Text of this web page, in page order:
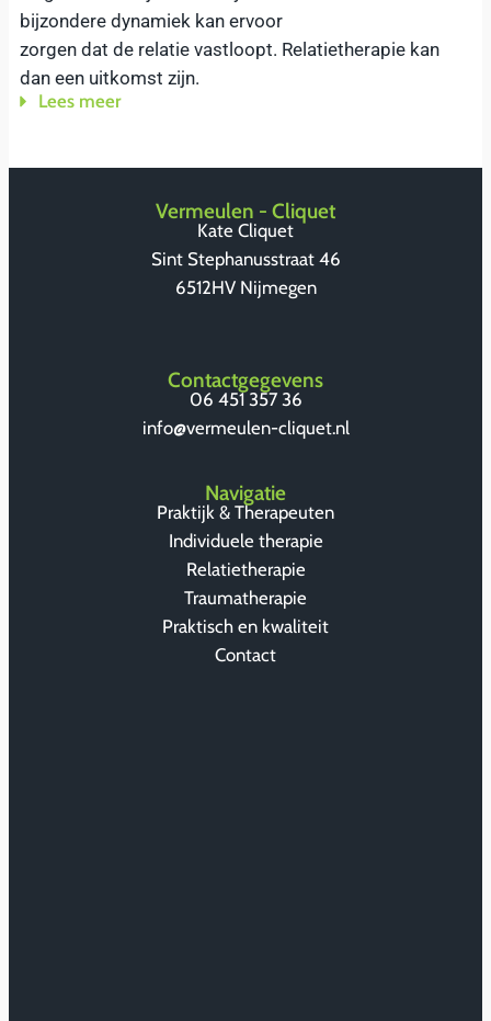
bijzondere dynamiek kan ervoor
zorgen dat de relatie vastloopt. Relatietherapie kan
dan een uitkomst zijn.
Lees meer
Vermeulen - Cliquet
Kate Cliquet
Sint Stephanusstraat 46
6512HV Nijmegen
Contactgegevens
06 451 357 36
info@vermeulen-cliquet.nl
Praktijk & Therapeuten
Individuele therapie
Relatietherapie
Traumatherapie
Navigatie
Praktisch en kwaliteit
Contact